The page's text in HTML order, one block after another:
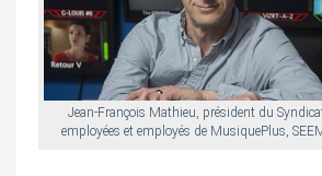
Jean-François Mathieu, président du
employées et employés de MusiquePlus,